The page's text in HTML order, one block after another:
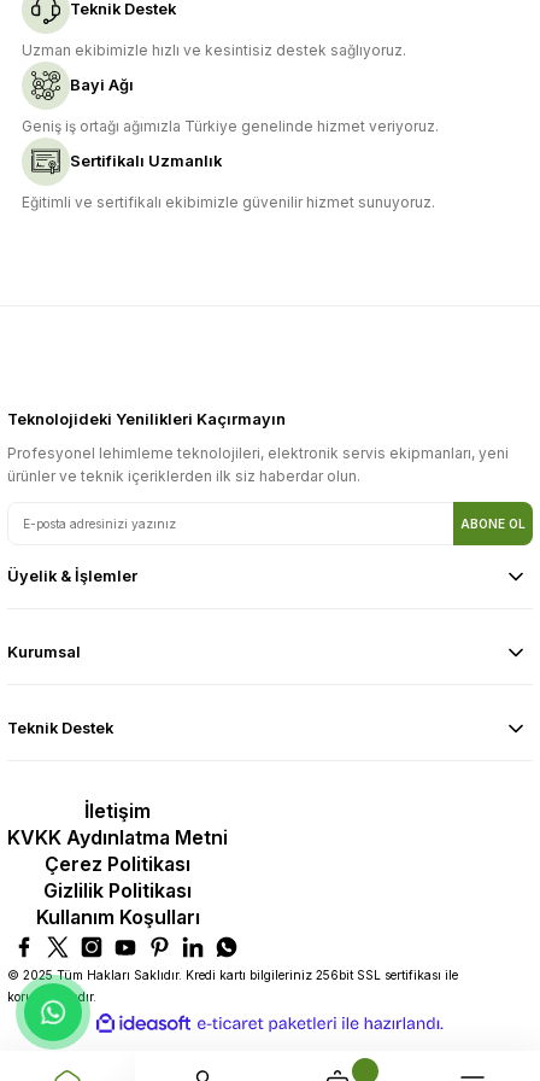
Teknik Destek
Uzman ekibimizle hızlı ve kesintisiz destek sağlıyoruz.
Bayi Ağı
Geniş iş ortağı ağımızla Türkiye genelinde hizmet veriyoruz.
Sertifikalı Uzmanlık
Eğitimli ve sertifikalı ekibimizle güvenilir hizmet sunuyoruz.
Teknolojideki Yenilikleri Kaçırmayın
Profesyonel lehimleme teknolojileri, elektronik servis ekipmanları, yeni
ürünler ve teknik içeriklerden ilk siz haberdar olun.
ABONE OL
Üyelik & İşlemler
Kurumsal
Teknik Destek
İletişim
KVKK Aydınlatma Metni
Çerez Politikası
Gizlilik Politikası
Kullanım Koşulları
© 2025 Tüm Hakları Saklıdır. Kredi kartı bilgileriniz 256bit SSL sertifikası ile
korunmaktadır.
ideasoft
e-
paketleri